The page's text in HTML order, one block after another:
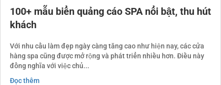
100+ mẫu biển quảng cáo SPA nổi bật, thu hút
khách
Với nhu cầu làm đẹp ngày càng tăng cao như hiện nay, các cửa
hàng spa cũng được mở rộng và phát triển nhiều hơn. Điều này
đồng nghĩa với việc chủ...
Đọc thêm